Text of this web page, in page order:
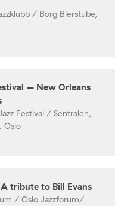
/ Borg Bierstube,
– New Orleans
Festival / Sentralen,
Oslo
tribute to Bill Evans
/ Oslo Jazzforum/